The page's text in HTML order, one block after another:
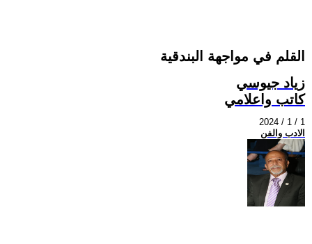
القلم في مواجهة البندقية
زياد جيوسي
كاتب واعلامي
2024 / 1 / 1
الادب والفن